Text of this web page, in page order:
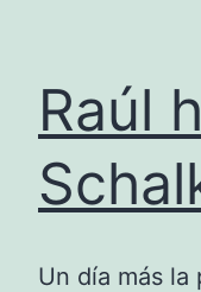
Raúl
Un día más la